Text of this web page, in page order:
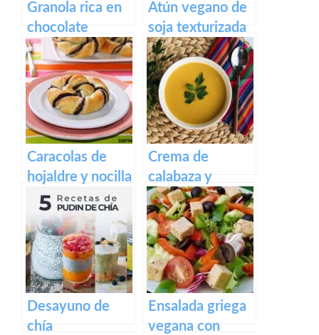
Granola rica en
chocolate
Atún vegano de
soja texturizada
en escabeche
Caracolas de
hojaldre y nocilla
casera
Crema de
calabaza y
zanahoria
Desayuno de
chía
Ensalada griega
vegana con